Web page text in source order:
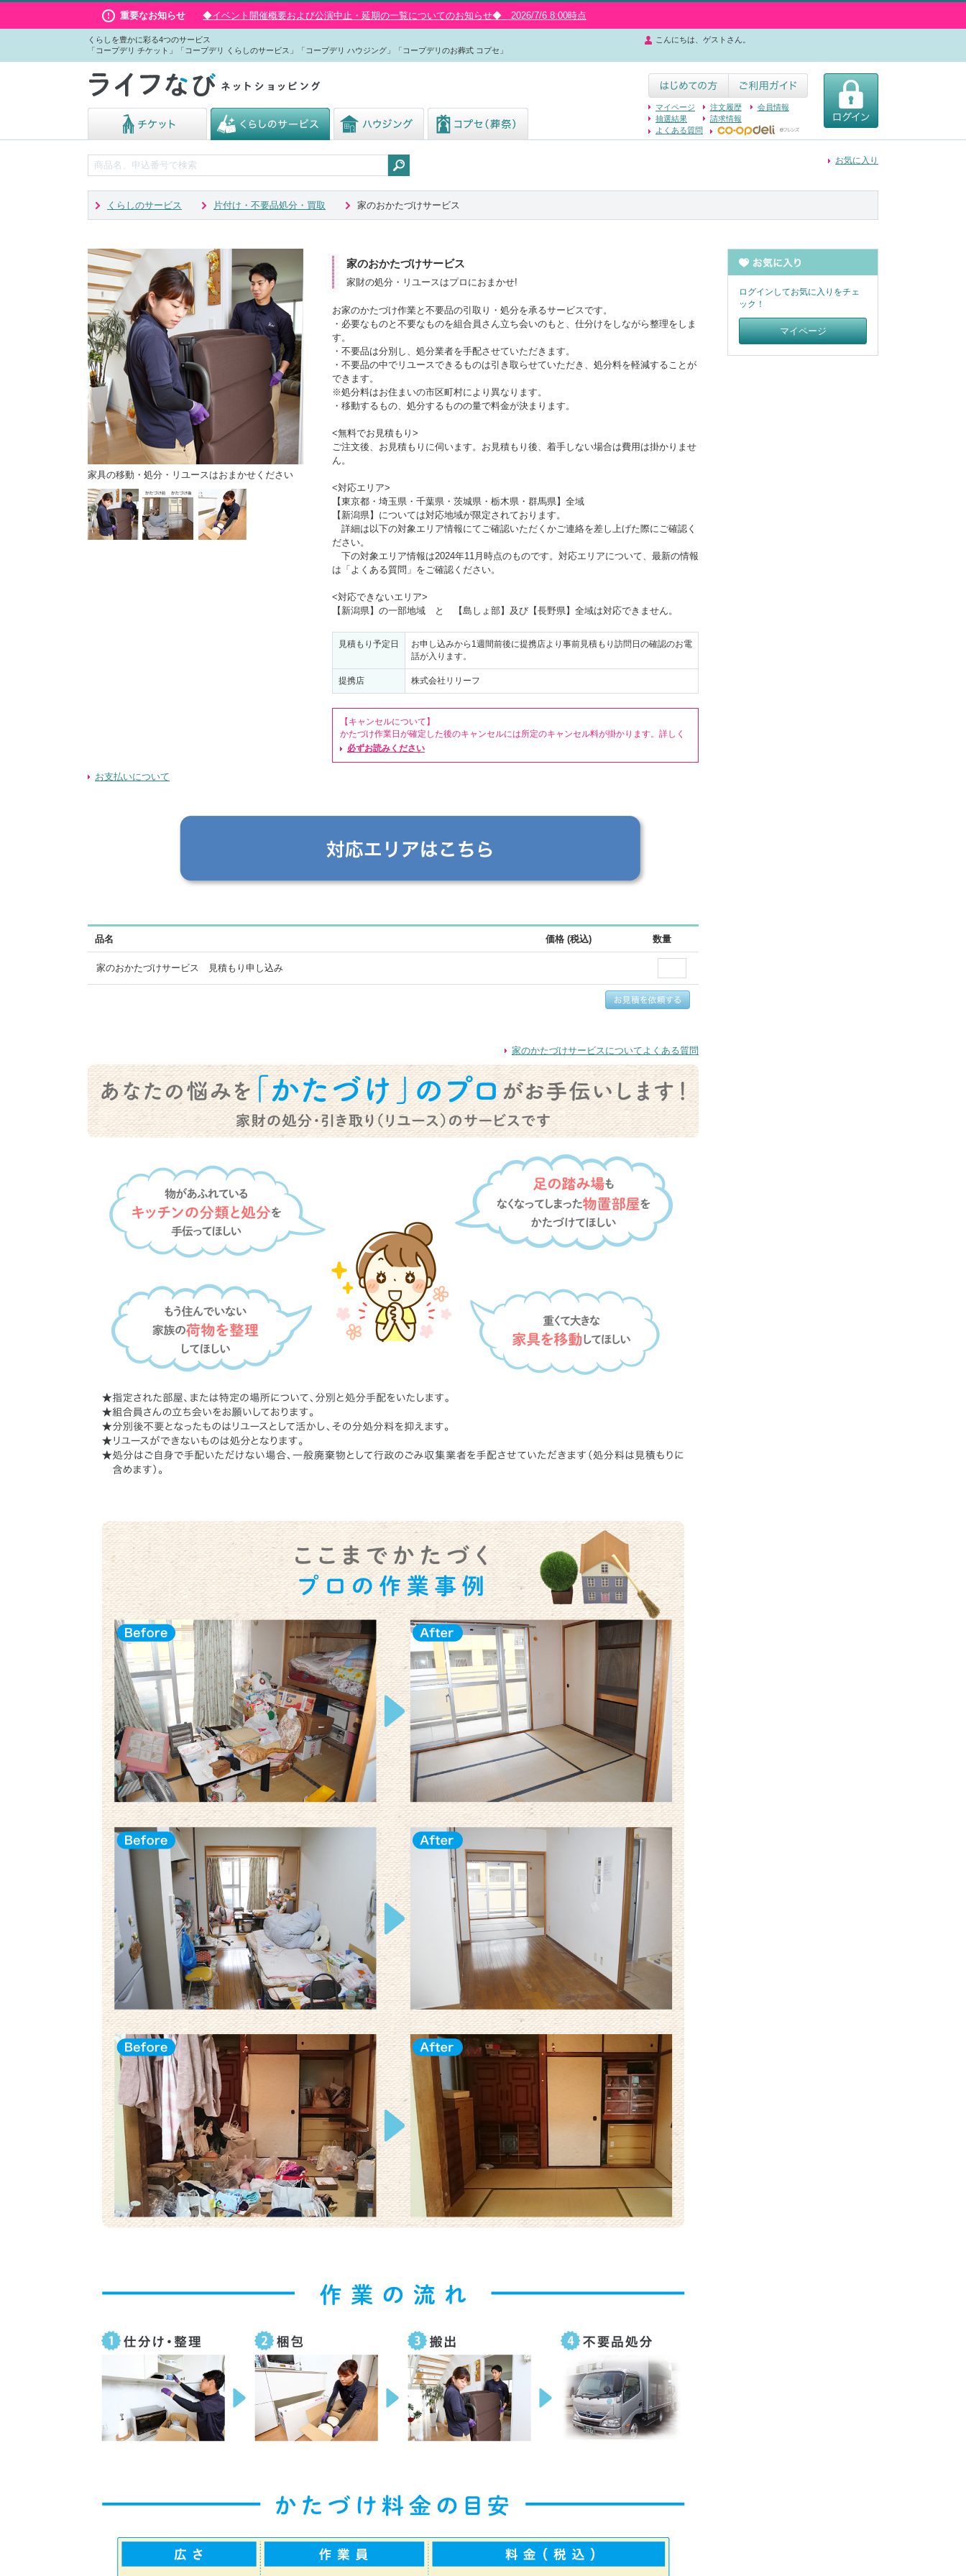
重要なお知らせ ◆イベント開催概要および公演中止・延期の一覧についてのお知らせ◆ 2026/7/6 8:00時点
くらしを豊かに彩る4つのサービス
「コープデリ チケット」「コープデリ くらしのサービス」「コープデリ ハウジング」「コープデリのお葬式 コプセ」
こんにちは、ゲストさん。
マイページ 注文履歴
会員情報
抽選結果
請求情報
よくある質問
お気に入り
くらしのサービス 片付け・不要品処分・買取 家のおかたづけサービス
家具の移動・処分・リユースはおまかせください
家のおかたづけサービス
家財の処分・リユースはプロにおまかせ!
お家のかたづけ作業と不要品の引取り・処分を承るサービスです。
・必要なものと不要なものを組合員さん立ち会いのもと、仕分けをしながら整理をしま
す。
・不要品は分別し、処分業者を手配させていただきます。
・不要品の中でリユースできるものは引き取らせていただき、処分料を軽減することが
できます。
※処分料はお住まいの市区町村により異なります。
・移動するもの、処分するものの量で料金が決まります。
<無料でお見積もり>
ご注文後、お見積もりに伺います。お見積もり後、着手しない場合は費用は掛かりませ
ん。
<対応エリア>
【東京都・埼玉県・千葉県・茨城県・栃木県・群馬県】全域
【新潟県】については対応地域が限定されております。
詳細は以下の対象エリア情報にてご確認いただくかご連絡を差し上げた際にご確認く
ださい。
下の対象エリア情報は2024年11月時点のものです。対応エリアについて、最新の情報
は「よくある質問」をご確認ください。
<対応できないエリア>
【新潟県】の一部地域　と　【島しょ部】及び【長野県】全域は対応できません。
見積もり予定日
お申し込みから1週間前後に提携店より事前見積もり訪問日の確認のお電
話が入ります。
提携店 株式会社リリーフ
【キャンセルについて】
かたづけ作業日が確定した後のキャンセルには所定のキャンセル料が掛かります。詳しく
は見積書でご確認ください。
③見積もり内容にご了承いただき、かたづけ作業日決定後のキャンセルは、キャンセル料
【お支払いについて】
となります。
●口座登録をされていない方は払込票でのお支払いとなります。
必ずお読みください
お支払いについて
品名 価格 (税込) 数量
家のおかたづけサービス 見積もり申し込み
家のかたづけサービスについてよくある質問
ログインしてお気に入りをチェ
ック！
マイページ